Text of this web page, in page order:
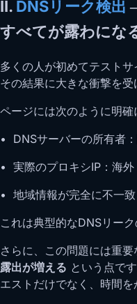
II. DNSリーク検出
すべてが露わにな
多くの人が初めてテストサ
その結果に大きな衝撃を受
ページには次のように明確
• DNSサーバーの所有者
• 実際のプロキシIP：海外
• 地域情報が完全に不一致
これは典型的なDNSリーク
さらに、この問題には重要
露出が増える という点で
エストだけでなく、時間を